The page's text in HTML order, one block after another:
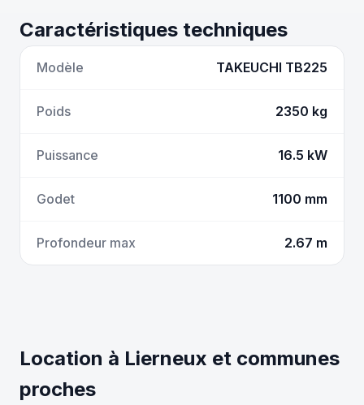
Caractéristiques techniques
Modèle TAKEUCHI TB225
Poids 2350 kg
Puissance 16.5 kW
Godet 1100 mm
Profondeur max 2.67 m
Location à Lierneux et communes
proches